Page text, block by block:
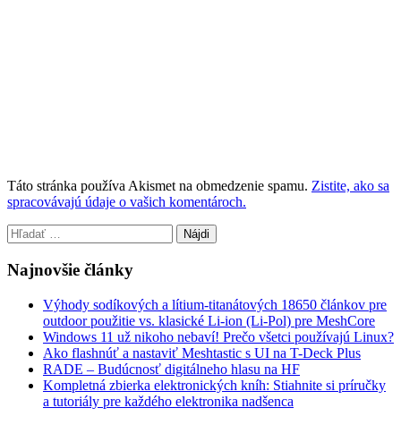
Táto stránka používa Akismet na obmedzenie spamu. Zistite, ako sa
spracovávajú údaje o vašich komentároch.
Hľadať:
Najnovšie články
Výhody sodíkových a lítium-titanátových 18650 článkov pre
outdoor použitie vs. klasické Li-ion (Li-Pol) pre MeshCore
Windows 11 už nikoho nebaví! Prečo všetci používajú Linux?
Ako flashnúť a nastaviť Meshtastic s UI na T-Deck Plus
RADE – Budúcnosť digitálneho hlasu na HF
Kompletná zbierka elektronických kníh: Stiahnite si príručky
a tutoriály pre každého elektronika nadšenca